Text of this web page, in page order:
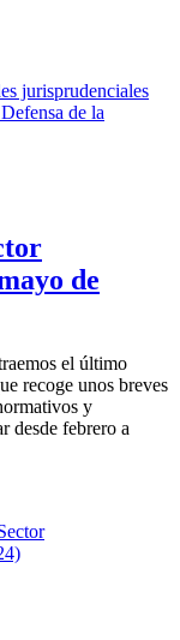
jurisprudenciales
de la
de
el último
recoge unos breves
y
desde febrero a